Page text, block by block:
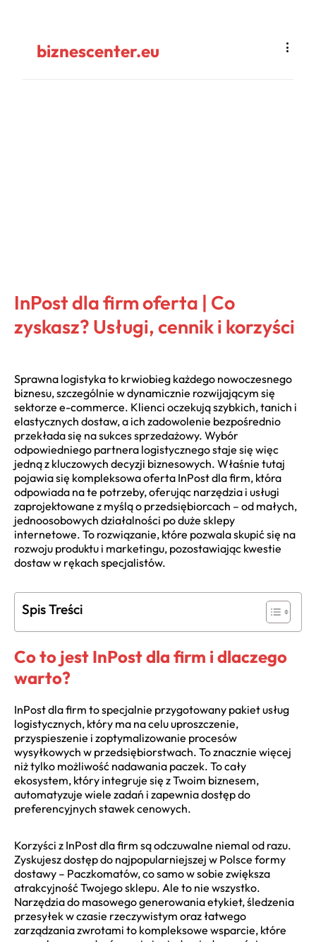
biznescenter.eu
InPost dla firm oferta | Co
zyskasz? Usługi, cennik i korzyści
Sprawna logistyka to krwiobieg każdego nowoczesnego
biznesu, szczególnie w dynamicznie rozwijającym się
sektorze e-commerce. Klienci oczekują szybkich, tanich i
elastycznych dostaw, a ich zadowolenie bezpośrednio
przekłada się na sukces sprzedażowy. Wybór
odpowiedniego partnera logistycznego staje się więc
jedną z kluczowych decyzji biznesowych. Właśnie tutaj
pojawia się kompleksowa oferta InPost dla firm, która
odpowiada na te potrzeby, oferując narzędzia i usługi
zaprojektowane z myślą o przedsiębiorcach – od małych,
jednoosobowych działalności po duże sklepy
internetowe. To rozwiązanie, które pozwala skupić się na
rozwoju produktu i marketingu, pozostawiając kwestie
dostaw w rękach specjalistów.
Spis Treści
Co to jest InPost dla firm i dlaczego
warto?
InPost dla firm to specjalnie przygotowany pakiet usług
logistycznych, który ma na celu uproszczenie,
przyspieszenie i zoptymalizowanie procesów
wysyłkowych w przedsiębiorstwach. To znacznie więcej
niż tylko możliwość nadawania paczek. To cały
ekosystem, który integruje się z Twoim biznesem,
automatyzuje wiele zadań i zapewnia dostęp do
preferencyjnych stawek cenowych.
Korzyści z InPost dla firm są odczuwalne niemal od razu.
Zyskujesz dostęp do najpopularniejszej w Polsce formy
dostawy – Paczkomatów, co samo w sobie zwiększa
atrakcyjność Twojego sklepu. Ale to nie wszystko.
Narzędzia do masowego generowania etykiet, śledzenia
przesyłek w czasie rzeczywistym oraz łatwego
zarządzania zwrotami to kompleksowe wsparcie, które